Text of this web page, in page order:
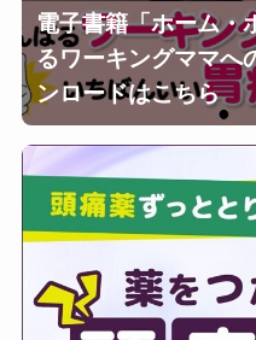
電子書籍「ホーム・
るワーキングママへ
ンロードはこちら